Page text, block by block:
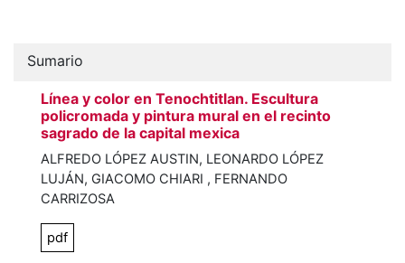
Sumario
Línea y color en Tenochtitlan. Escultura
policromada y pintura mural en el recinto
sagrado de la capital mexica
ALFREDO LÓPEZ AUSTIN, LEONARDO LÓPEZ
LUJÁN, GIACOMO CHIARI , FERNANDO
CARRIZOSA
pdf